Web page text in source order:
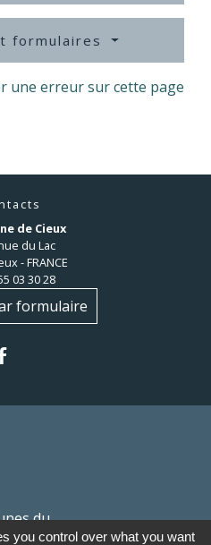
formulaires
une erreur sur cette page
de Cieux
du Lac
- FRANCE
03 30 28
formulaire
du
you control over what you want